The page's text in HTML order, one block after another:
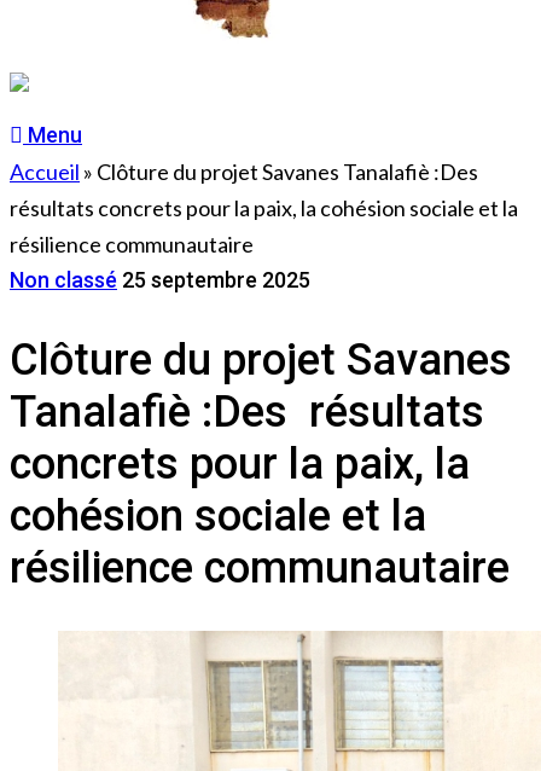
Menu
Accueil » Clôture du projet Savanes Tanalafiè :Des
résultats concrets pour la paix, la cohésion sociale et la
résilience communautaire
Non classé 25 septembre 2025
Clôture du projet Savanes
Tanalafiè :Des résultats
concrets pour la paix, la
cohésion sociale et la
résilience communautaire